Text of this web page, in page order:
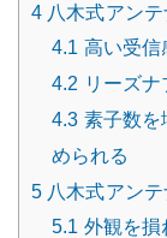
4 八木式アン
4.1 高い受信
4.2 リーズ
4.3 素子数を
められる
5 八木式アン
5.1 外観を損